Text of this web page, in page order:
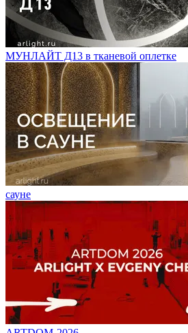
МУНЛАЙТ Д13 в тканевой оплетке
сауне